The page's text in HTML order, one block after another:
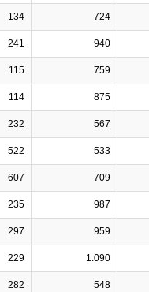
134 724
241 940
115 759
114 875
232 567
522 533
607 709
235 987
297 959
229 1.090
282 548